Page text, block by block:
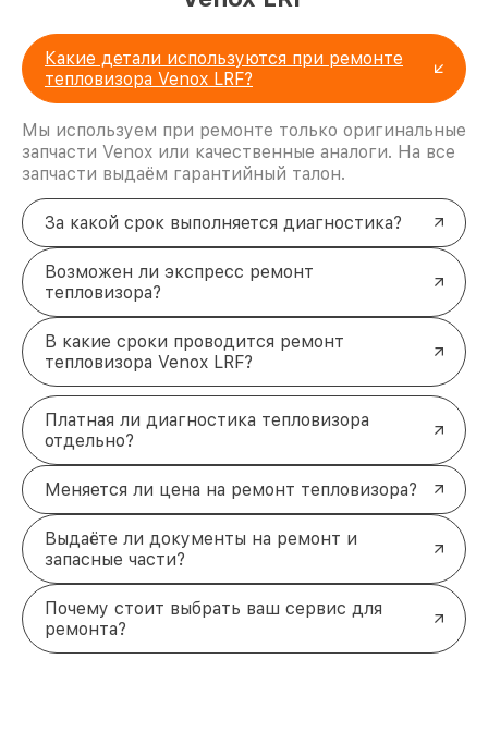
Какие детали используются при ремонте
тепловизора Venox LRF?
Мы используем при ремонте только оригинальные
запчасти Venox или качественные аналоги. На все
запчасти выдаём гарантийный талон.
За какой срок выполняется диагностика?
Возможен ли экспресс ремонт
тепловизора?
В какие сроки проводится ремонт
тепловизора Venox LRF?
Платная ли диагностика тепловизора
отдельно?
Меняется ли цена на ремонт тепловизора?
Выдаёте ли документы на ремонт и
запасные части?
Почему стоит выбрать ваш сервис для
ремонта?